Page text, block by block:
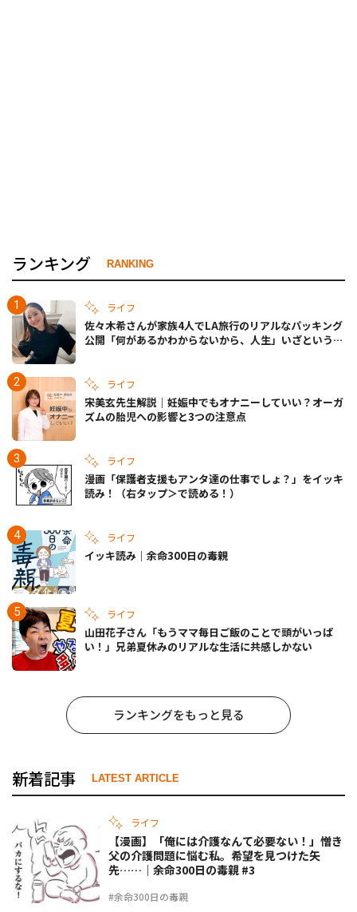
ランキング RANKING
ライフ
佐々木希さんが家族4人でLA旅行のリアルなパッキング
公開「何があるかわからないから、人生」いざというと
ライフ
宋美玄先生解説｜妊娠中でもオナニーしていい？オーガ
ズムの胎児への影響と3つの注意点
ライフ
漫画「保護者支援もアンタ達の仕事でしょ？」をイッキ
読み！（右タップ＞で読める！）
ライフ
イッキ読み｜余命300日の毒親
ライフ
山田花子さん「もうママ毎日ご飯のことで頭がいっぱ
い！」兄弟夏休みのリアルな生活に共感しかない
ランキングをもっと見る
新着記事 LATEST ARTICLE
ライフ
#余命300日の毒親
【漫画】「俺には介護なんて必要ない！」憎き
父の介護問題に悩む私。希望を見つけた矢
先……｜余命300日の毒親 #3